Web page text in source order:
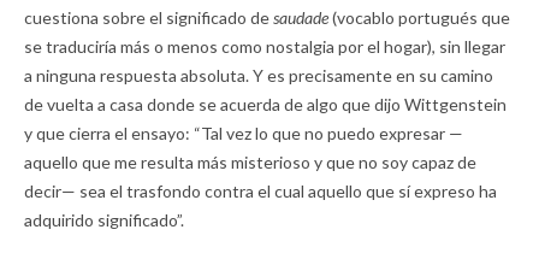
cuestiona sobre el significado desaudade(vocablo portugués que
se traduciría más o menos como nostalgia por el hogar), sin llegar
a ninguna respuesta absoluta. Y es precisamente en su camino
de vuelta a casa donde se acuerda de algo que dijo Wittgenstein
y que cierra el ensayo: “Tal vez lo que no puedo expresar —
aquello que me resulta más misterioso y que no soy capaz de
decir— sea el trasfondo contra el cual aquello que sí expreso ha
adquirido significado”.